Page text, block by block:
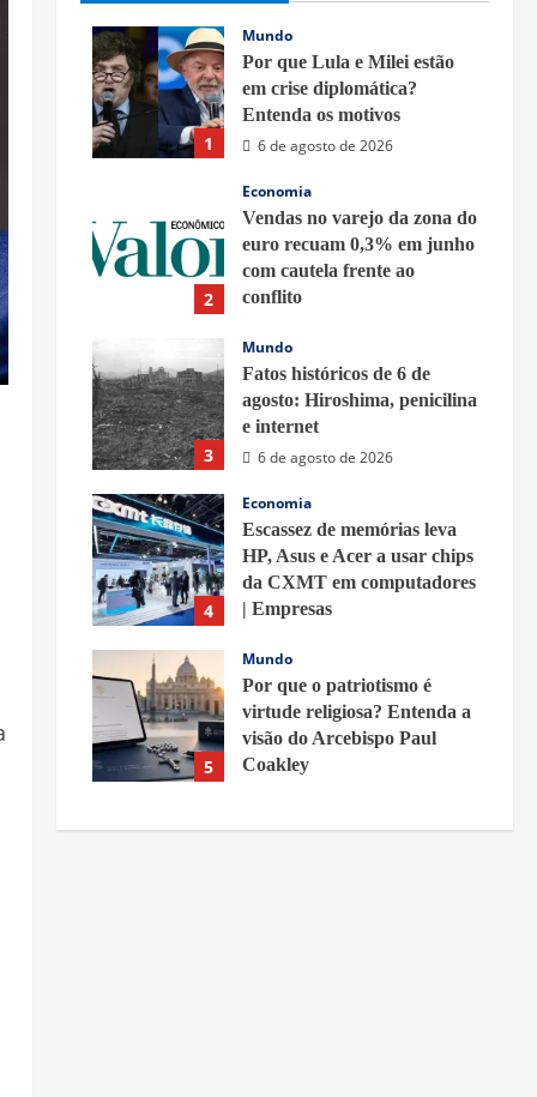
1
Mundo
Por que Lula e Milei estão
em crise diplomática?
Entenda os motivos
6 de agosto de 2026
2
Economia
Vendas no varejo da zona do
euro recuam 0,3% em junho
com cautela frente ao
conflito
3
Mundo
Fatos históricos de 6 de
agosto: Hiroshima, penicilina
e internet
6 de agosto de 2026
4
Economia
Escassez de memórias leva
HP, Asus e Acer a usar chips
da CXMT em computadores
| Empresas
5
Mundo
Por que o patriotismo é
virtude religiosa? Entenda a
visão do Arcebispo Paul
Coakley